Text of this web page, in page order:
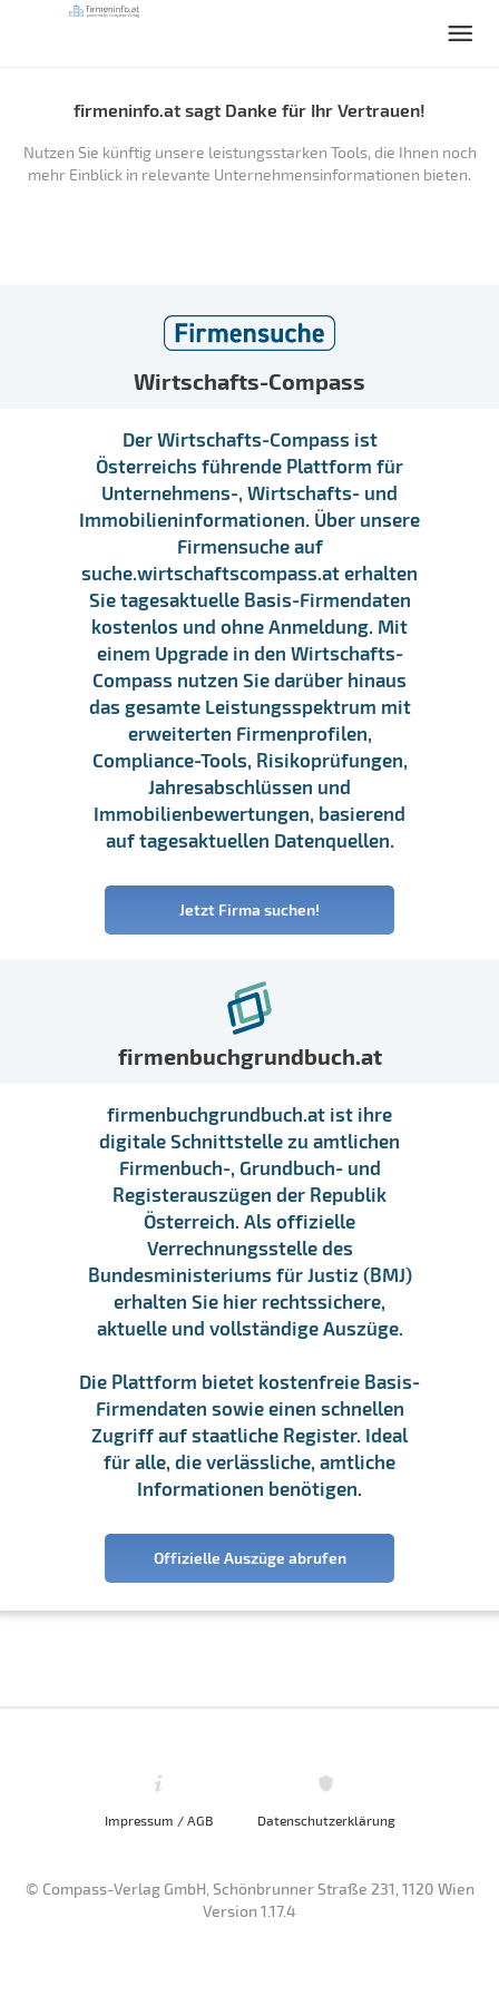
firmeninfo.at sagt Danke für Ihr Vertrauen!
Nutzen Sie künftig unsere leistungsstarken Tools, die Ihnen noch
mehr Einblick in relevante Unternehmensinformationen bieten.
Wirtschafts-Compass
Der Wirtschafts-Compass ist
Österreichs führende Plattform für
Unternehmens-, Wirtschafts- und
Immobilieninformationen. Über unsere
Firmensuche auf
suche.wirtschaftscompass.at erhalten
Sie tagesaktuelle Basis-Firmendaten
kostenlos und ohne Anmeldung. Mit
einem Upgrade in den Wirtschafts-
Compass nutzen Sie darüber hinaus
das gesamte Leistungsspektrum mit
erweiterten Firmenprofilen,
Compliance-Tools, Risikoprüfungen,
Jahresabschlüssen und
Immobilienbewertungen, basierend
auf tagesaktuellen Datenquellen.
Jetzt Firma suchen!
firmenbuchgrundbuch.at
firmenbuchgrundbuch.at ist ihre
digitale Schnittstelle zu amtlichen
Firmenbuch-, Grundbuch- und
Registerauszügen der Republik
Österreich. Als offizielle
Verrechnungsstelle des
Bundesministeriums für Justiz (BMJ)
erhalten Sie hier rechtssichere,
aktuelle und vollständige Auszüge.
Die Plattform bietet kostenfreie Basis-
Firmendaten sowie einen schnellen
Zugriff auf staatliche Register. Ideal
für alle, die verlässliche, amtliche
Informationen benötigen.
Offizielle Auszüge abrufen
Impressum / AGB Datenschutzerklärung
© Compass-Verlag GmbH, Schönbrunner Straße 231, 1120 Wien
Version 1.17.4